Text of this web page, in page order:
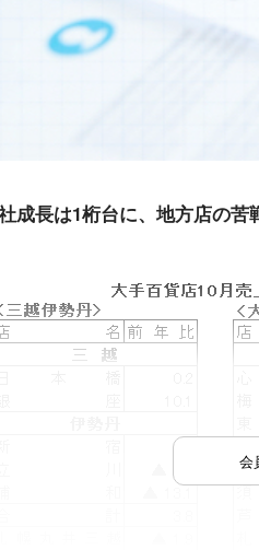
会
成長は1桁台に、地方店の苦